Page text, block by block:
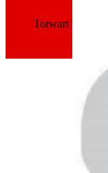
Torwart